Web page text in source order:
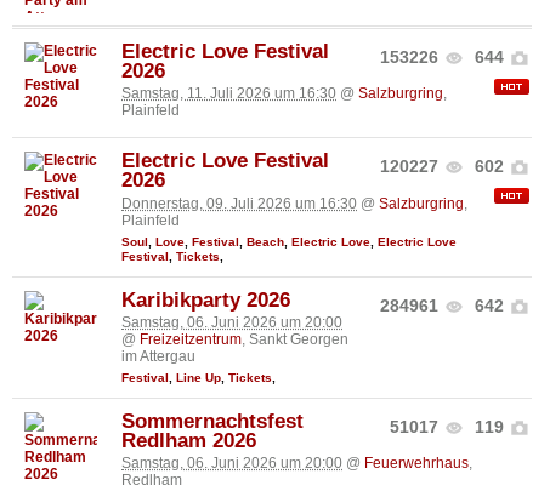
153226 644
Electric Love Festival
2026
Samstag, 11. Juli 2026 um 16:30 @ Salzburgring,
Plainfeld
120227 602
Electric Love Festival
2026
Donnerstag, 09. Juli 2026 um 16:30 @ Salzburgring
Plainfeld
Soul Love Festival Beach Electric Love Electric Love
Festival
Tickets
284961 642
Karibikparty 2026
Samstag, 06. Juni 2026 um 20:00
@ Freizeitzentrum, Sankt Georgen
im Attergau
Festival Line Up Tickets
51017 119
Sommernachtsfest
Redlham 2026
Samstag, 06. Juni 2026 um 20:00 @ Feuerwehrhaus,
Redlham